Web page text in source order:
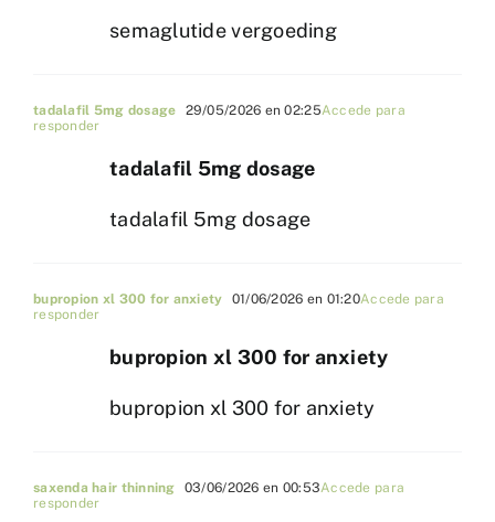
semaglutide vergoeding
tadalafil 5mg dosage 29/05/2026 en 02:25Accede para
responder
tadalafil 5mg dosage
tadalafil 5mg dosage
bupropion xl 300 for anxiety 01/06/2026 en 01:20Accede para
responder
bupropion xl 300 for anxiety
bupropion xl 300 for anxiety
saxenda hair thinning 03/06/2026 en 00:53Accede para
responder